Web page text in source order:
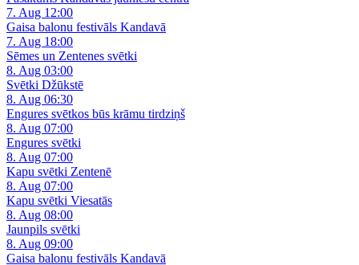
7. Aug 12:00
Gaisa balonu festivāls Kandavā
7. Aug 18:00
Sēmes un Zentenes svētki
8. Aug 03:00
Svētki Džūkstē
8. Aug 06:30
Engures svētkos būs krāmu tirdziņš
8. Aug 07:00
Engures svētki
8. Aug 07:00
Kapu svētki Zentenē
8. Aug 07:00
Kapu svētki Viesatās
8. Aug 08:00
Jaunpils svētki
8. Aug 09:00
Gaisa balonu festivāls Kandavā